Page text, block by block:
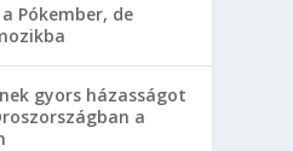
Pókember, de
gyors házasságot
a